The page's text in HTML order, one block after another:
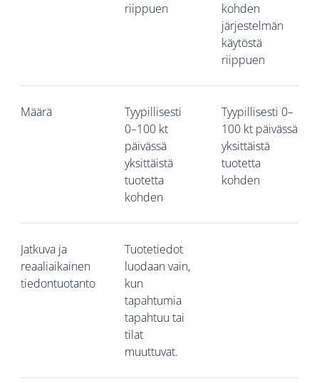
riippuen
kohden
järjestelmän
käytöstä
riippuen
Määrä
Tyypillisesti
0–100 kt
päivässä
yksittäistä
tuotetta
kohden
Tyypillisesti 0–
100 kt päivässä
yksittäistä
tuotetta
kohden
Jatkuva ja
reaaliaikainen
tiedontuotanto
Tuotetiedot
luodaan vain,
kun
tapahtumia
tapahtuu tai
tilat
muuttuvat.